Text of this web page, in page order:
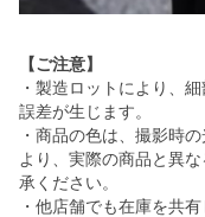
【ご注意】
・製造ロットにより、
誤差が生じます。
・商品の色は、撮影時
より、実際の商品と異
承ください。
・他店舗でも在庫を共